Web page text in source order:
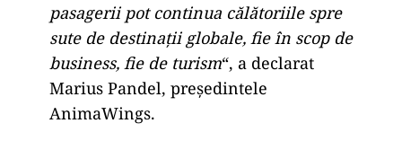
pasagerii pot continua călătoriile spre
sute de destinații globale, fie în scop de
business, fie de turism“, a declarat
Marius Pandel, președintele
AnimaWings.